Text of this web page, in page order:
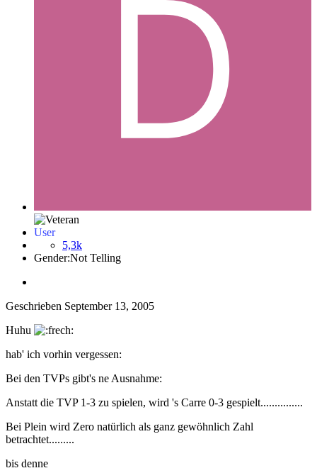
User
5,3k
Gender:Not Telling
Geschrieben September 13, 2005
Huhu
hab' ich vorhin vergessen:
Bei den TVPs gibt's ne Ausnahme:
Anstatt die TVP 1-3 zu spielen, wird 's Carre 0-3 gespielt...............
Bei Plein wird Zero natürlich als ganz gewöhnlich Zahl
betrachtet.........
bis denne